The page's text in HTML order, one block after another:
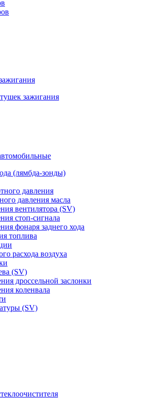
зажигания
(лямбда-зонды)
давления
давления масла
вентилятора (SV)
стоп-сигнала
фонаря заднего хода
топлива
расхода воздуха
(SV)
дроссельной заслонки
коленвала
(SV)